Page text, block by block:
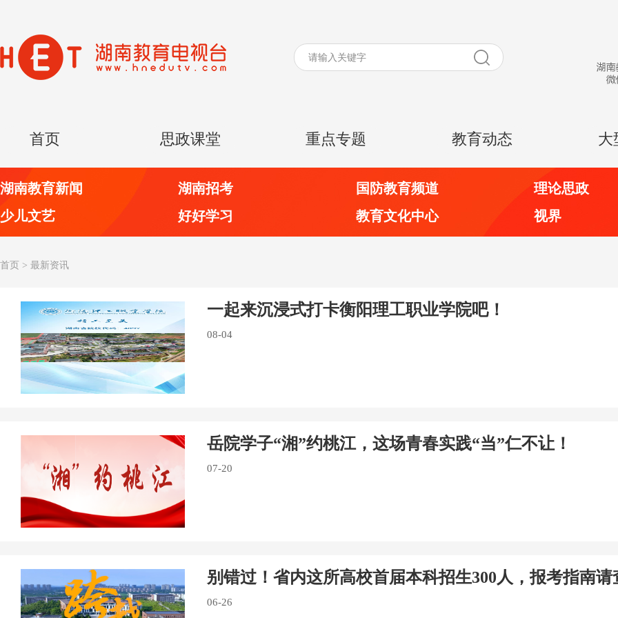
首页 思政课堂 重点专题 教育动态 大
湖南教育新闻 湖南招考 国防教育频道
理论思政
少儿文艺
好好学习 教育文化中心 视界
首页 > 最新资讯
一起来沉浸式打卡衡阳理工职业学院吧！
08-04
岳院学子“湘”约桃江，这场青春实践“当”仁不让！
07-20
别错过！省内这所高校首届本科招生300人，报考指南请
06-26